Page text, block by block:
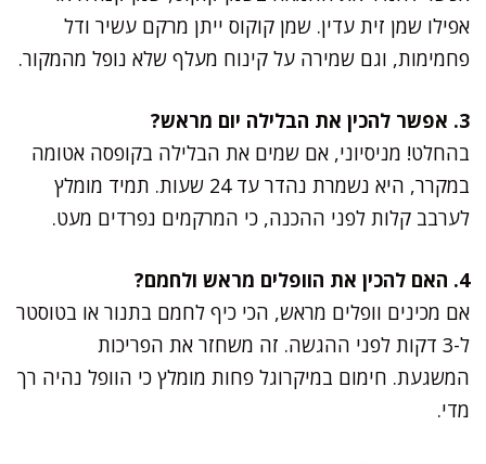
אפילו שמן זית עדין. שמן קוקוס ייתן מרקם עשיר ודל
פחמימות, וגם שמירה על קינוח מעלף שלא נופל מהמקור.
3. אפשר להכין את הבלילה יום מראש?
בהחלט! מניסיוני, אם שמים את הבלילה בקופסה אטומה
במקרר, היא נשמרת נהדר עד 24 שעות. תמיד מומלץ
לערבב קלות לפני ההכנה, כי המרקמים נפרדים מעט.
4. האם להכין את הוופלים מראש ולחמם?
אם מכינים וופלים מראש, הכי כיף לחמם בתנור או בטוסטר
ל-3 דקות לפני ההגשה. זה משחזר את הפריכות
המשגעת. חימום במיקרוגל פחות מומלץ כי הוופל נהיה רך
מדי.